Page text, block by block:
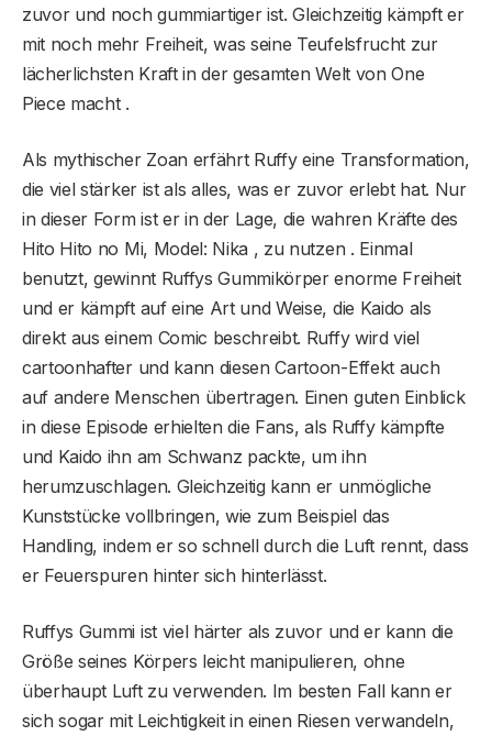
zuvor und noch gummiartiger ist. Gleichzeitig kämpft er
mit noch mehr Freiheit, was seine Teufelsfrucht zur
lächerlichsten Kraft in der gesamten Welt von One
Piece macht .
Als mythischer Zoan erfährt Ruffy eine Transformation,
die viel stärker ist als alles, was er zuvor erlebt hat. Nur
in dieser Form ist er in der Lage, die wahren Kräfte des
Hito Hito no Mi, Model: Nika , zu nutzen . Einmal
benutzt, gewinnt Ruffys Gummikörper enorme Freiheit
und er kämpft auf eine Art und Weise, die Kaido als
direkt aus einem Comic beschreibt. Ruffy wird viel
cartoonhafter und kann diesen Cartoon-Effekt auch
auf andere Menschen übertragen. Einen guten Einblick
in diese Episode erhielten die Fans, als Ruffy kämpfte
und Kaido ihn am Schwanz packte, um ihn
herumzuschlagen. Gleichzeitig kann er unmögliche
Kunststücke vollbringen, wie zum Beispiel das
Handling, indem er so schnell durch die Luft rennt, dass
er Feuerspuren hinter sich hinterlässt.
Ruffys Gummi ist viel härter als zuvor und er kann die
Größe seines Körpers leicht manipulieren, ohne
überhaupt Luft zu verwenden. Im besten Fall kann er
sich sogar mit Leichtigkeit in einen Riesen verwandeln,